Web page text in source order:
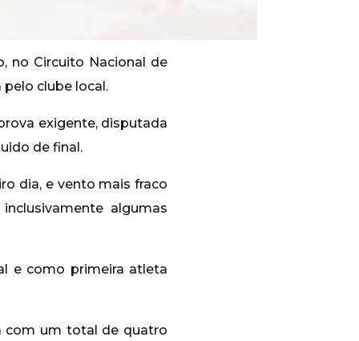
no Circuito Nacional de
pelo clube local.
exigente, disputada
de final.
dia, e vento mais fraco
algumas
e como primeira atleta
com um total de quatro